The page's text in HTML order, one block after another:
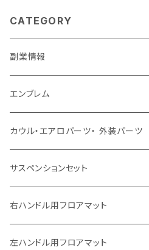
CATEGORY
副業情報
せどり
古着系
コンテンツビジネス
エンブレム
カウル・エアロパーツ・ 外装パーツ
ホンダ
ヤマハ
スズキ
サスペンションセット
右ハンドル用フロアマット
トヨタ
左ハンドル用フロアマット